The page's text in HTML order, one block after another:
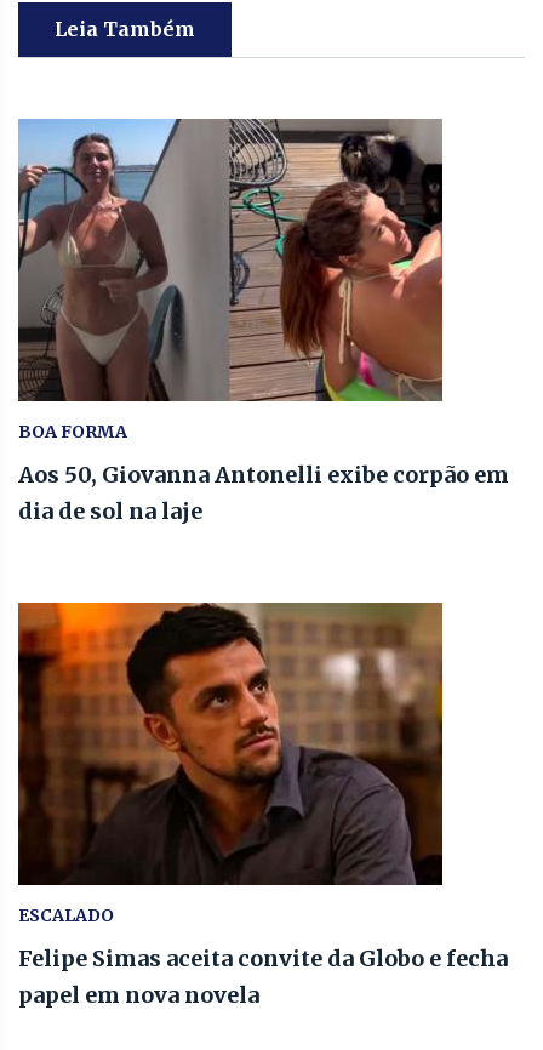
Leia Também
BOA FORMA
Aos 50, Giovanna Antonelli exibe corpão em
dia de sol na laje
ESCALADO
Felipe Simas aceita convite da Globo e fecha
papel em nova novela